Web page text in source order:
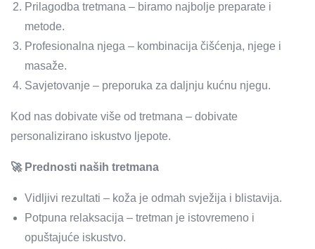
Prilagodba tretmana – biramo najbolje preparate i
metode.
Profesionalna njega – kombinacija čišćenja, njege i
masaže.
Savjetovanje – preporuka za daljnju kućnu njegu.
Kod nas dobivate više od tretmana – dobivate
personalizirano iskustvo ljepote.
🚀 Prednosti naših tretmana
Vidljivi rezultati – koža je odmah svježija i blistavija.
Potpuna relaksacija – tretman je istovremeno i
opuštajuće iskustvo.